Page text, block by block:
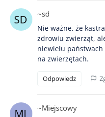
~sd
Nie ważne, że
zdrowiu zwierząt,
niewielu
na zwierzętach.
Odpowiedz
~Miejscowy